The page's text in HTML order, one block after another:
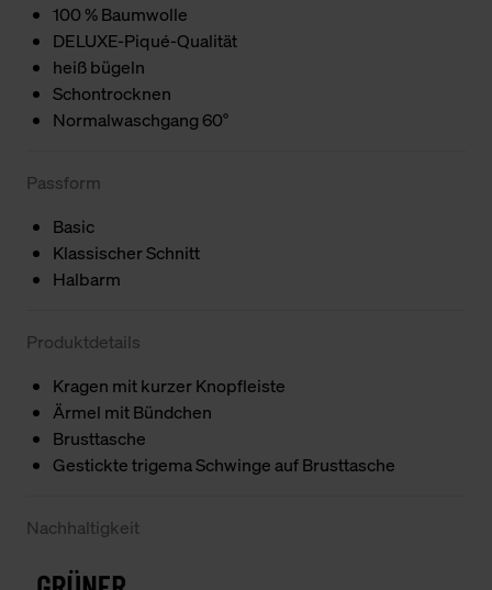
100 % Baumwolle
DELUXE-Piqué-Qualität
heiß bügeln
Schontrocknen
Normalwaschgang 60°
Passform
Basic
Klassischer Schnitt
Halbarm
Produktdetails
Kragen mit kurzer Knopfleiste
Ärmel mit Bündchen
Brusttasche
Gestickte trigema Schwinge auf Brusttasche
Nachhaltigkeit